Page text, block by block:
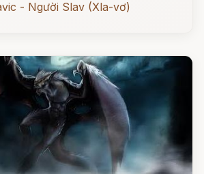
- Người Slav (Xla-vơ)